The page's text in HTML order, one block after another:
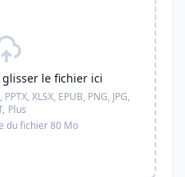
le fichier ici
PPTX, XLSX, EPUB, PNG, JPG,
Plus
du fichier 80 Mo